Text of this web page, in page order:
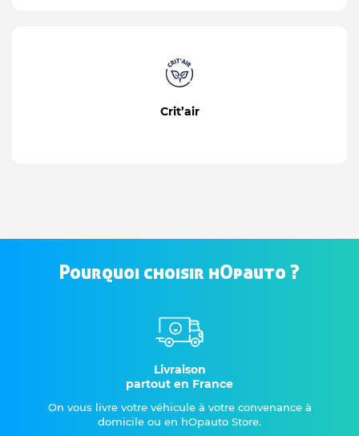
Crit’air
Pourquoi choisir hOpauto ?
Livraison
partout en France
On vous livre votre véhicule à votre convenance à
domicile ou en hOpauto Store.